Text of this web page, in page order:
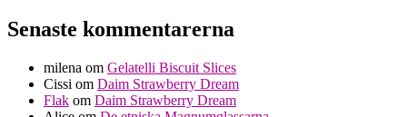
Senaste kommentarerna
milena om Gelatelli Biscuit Slices
Cissi om Daim Strawberry Dream
Flak om Daim Strawberry Dream